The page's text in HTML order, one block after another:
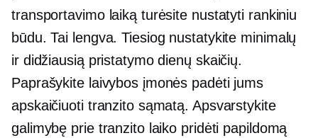
transportavimo laiką turėsite nustatyti rankiniu
būdu. Tai lengva. Tiesiog nustatykite minimalų
ir didžiausią pristatymo dienų skaičių.
Paprašykite laivybos įmonės padėti jums
apskaičiuoti tranzito sąmatą. Apsvarstykite
galimybę prie tranzito laiko pridėti papildomą